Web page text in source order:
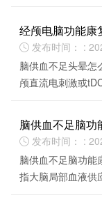
经颅电脑功能康
 发布时间： :
脑供血不足头晕怎
颅直流电刺激或
脑供血不足脑
 发布时间： :
脑供血不足脑功能
指大脑局部血液供